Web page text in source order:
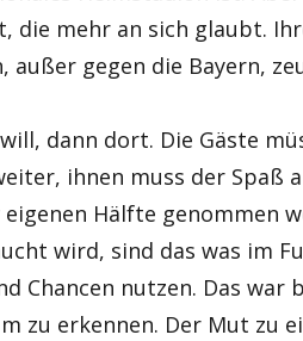
die mehr an sich glaubt.
außer gegen die Bayern,
dann dort. Die Gäste
ihnen muss der Spaß
Hälfte genommen
wird, sind das was im
Chancen nutzen. Das
zu erkennen. Der Mut zu